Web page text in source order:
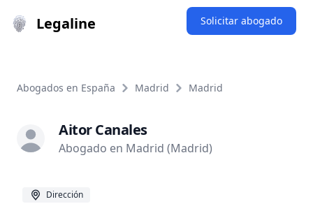
Legaline Solicitar abogado
Abogados en España Madrid Madrid
Aitor Canales
Abogado en Madrid (Madrid)
Dirección